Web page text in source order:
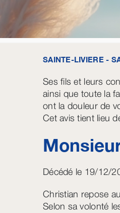
SAINTE-LIVIERE -
Ses fils et leurs
ainsi que toute la
ont la douleur de
Cet avis tient lieu
Décédé le 19/12/
Christian repose
Selon sa volonté